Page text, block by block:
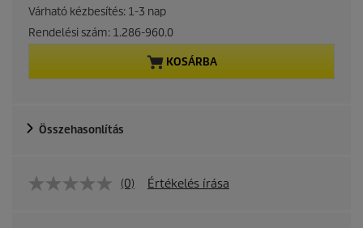
n
t
p
r
d
Várható kézbesítés: 1-3 nap
Rendelési szám: 1.286-960.0
KOSÁRBA
Összehasonlítás
(0) Értékelés írása